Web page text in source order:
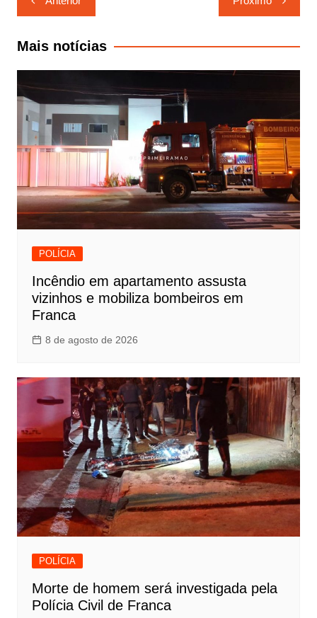
de
Post
Mais notícias
POLÍCIA
Incêndio em apartamento assusta
vizinhos e mobiliza bombeiros em
Franca
8 de agosto de 2026
POLÍCIA
Morte de homem será investigada pela
Polícia Civil de Franca